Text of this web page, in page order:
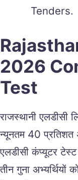
Tenders.
2026
Test
राजस्थानी एलडीसी
न्यूनतम 40 प्रतिशत
एलडीसी कंप्यूटर
तीन गुना अभ्यर्थियों